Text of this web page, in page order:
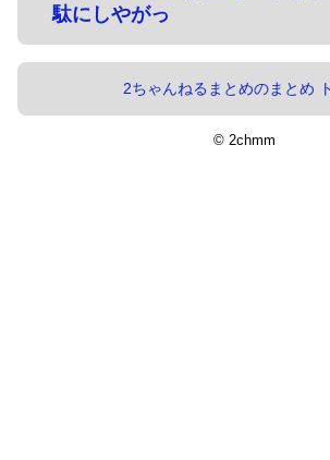
駄にしやがっ
2ちゃんねるまとめのまとめ
© 2chmm